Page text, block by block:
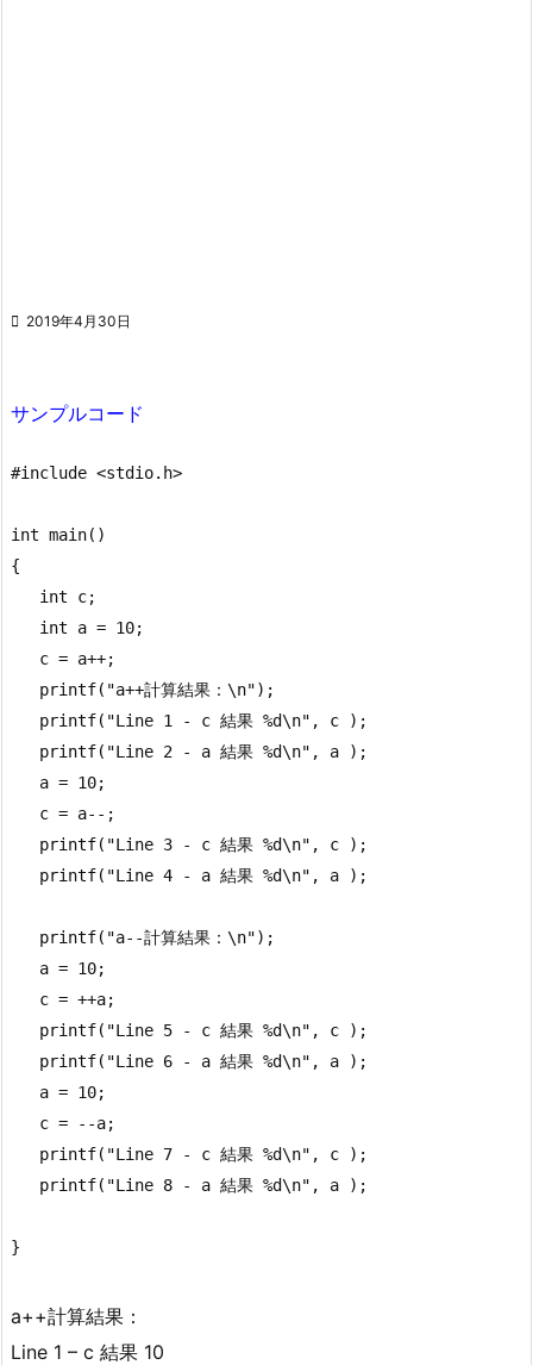
 2019年4月30日
サンプルコード
#include <stdio.h>
int main()
{
   int c;
   int a = 10;
   c = a++;
   printf("a++計算結果：\n");
   printf("Line 1 - c 結果 %d\n", c );
   printf("Line 2 - a 結果 %d\n", a );
   a = 10;
   c = a--;
   printf("Line 3 - c 結果 %d\n", c );
   printf("Line 4 - a 結果 %d\n", a );
   printf("a--計算結果：\n");
   a = 10;
   c = ++a;
   printf("Line 5 - c 結果 %d\n", c );
   printf("Line 6 - a 結果 %d\n", a );
   a = 10;
   c = --a;
   printf("Line 7 - c 結果 %d\n", c );
   printf("Line 8 - a 結果 %d\n", a );
}
a++計算結果：
Line 1 – c 結果 10